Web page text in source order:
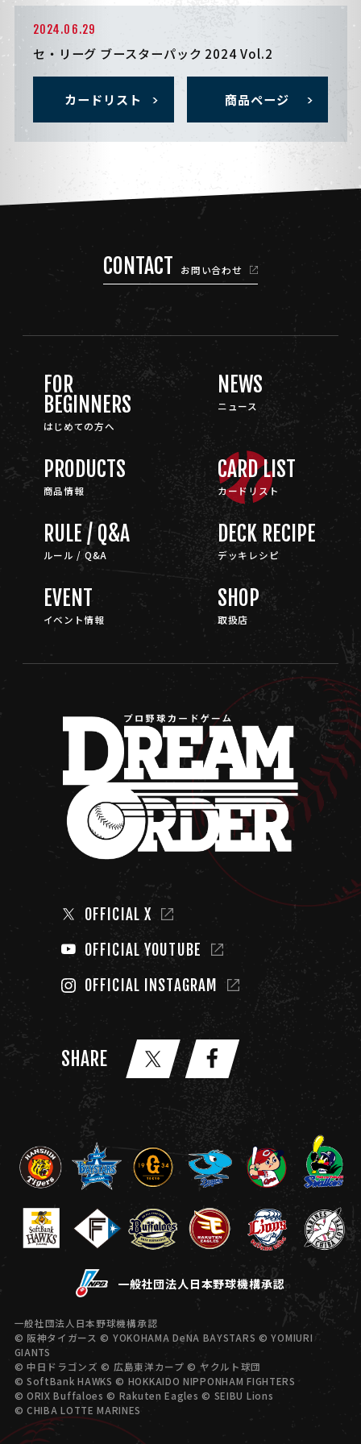
2024.06.29
セ・リーグ ブースターパック 2024 Vol.2
カードリスト 商品ページ
CONTACT お問い合わせ
FOR
BEGINNERS
はじめての方へ
NEWS
ニュース
PRODUCTS
商品情報
CARD LIST
カードリスト
RULE / Q&A
ルール / Q&A
DECK RECIPE
デッキレシピ
EVENT
イベント情報
SHOP
取扱店
OFFICIAL X
OFFICIAL YOUTUBE
OFFICIAL INSTAGRAM
SHARE
一般社団法人日本野球機構承認
一般社団法人日本野球機構承認
© 阪神タイガース © YOKOHAMA DeNA BAYSTARS © YOMIURI
GIANTS
© 中日ドラゴンズ © 広島東洋カープ © ヤクルト球団
© SoftBank HAWKS © HOKKAIDO NIPPONHAM FIGHTERS
© ORIX Buffaloes © Rakuten Eagles © SEIBU Lions
© CHIBA LOTTE MARINES